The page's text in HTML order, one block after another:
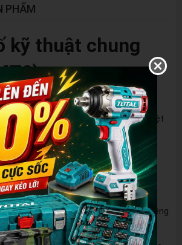
PHẨM
kỹ thuật chung
m (Đảm bảo độ cân bằng gần như tuyệt
(Cứng cáp, chống biến dạng).
Bottom (Mặt đáy được mài phẳng
3 ống bọt thủy đứng, ngang và nghiêng